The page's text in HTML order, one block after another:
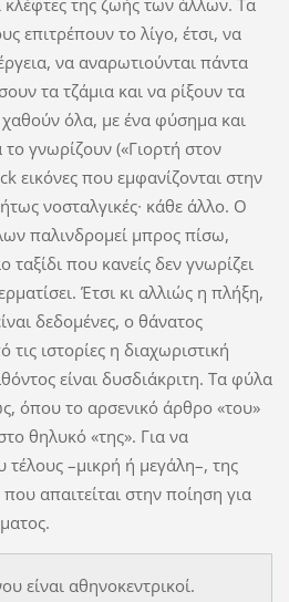
κλέφτες της ζωής των άλλων. Τα
επιτρέπουν το λίγο, έτσι, να
να αναρωτιούνται πάντα
τα τζάμια και να ρίξουν τα
όλα, με ένα φύσημα και
γνωρίζουν («Γιορτή στον
εικόνες που εμφανίζονται στην
νοσταλγικές∙ κάθε άλλο. Ο
παλινδρομεί μπρος πίσω,
που κανείς δεν γνωρίζει
Έτσι κι αλλιώς η πλήξη,
δεδομένες, ο θάνατος
ιστορίες η διαχωριστική
είναι δυσδιάκριτη. Τα φύλα
όπου το αρσενικό άρθρο «του»
θηλυκό «της». Για να
τέλους –μικρή ή μεγάλη–, της
απαιτείται στην ποίηση για
είναι αθηνοκεντρικοί.